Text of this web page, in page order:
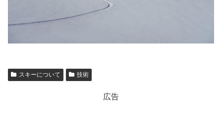
スキーについて 技術
広告